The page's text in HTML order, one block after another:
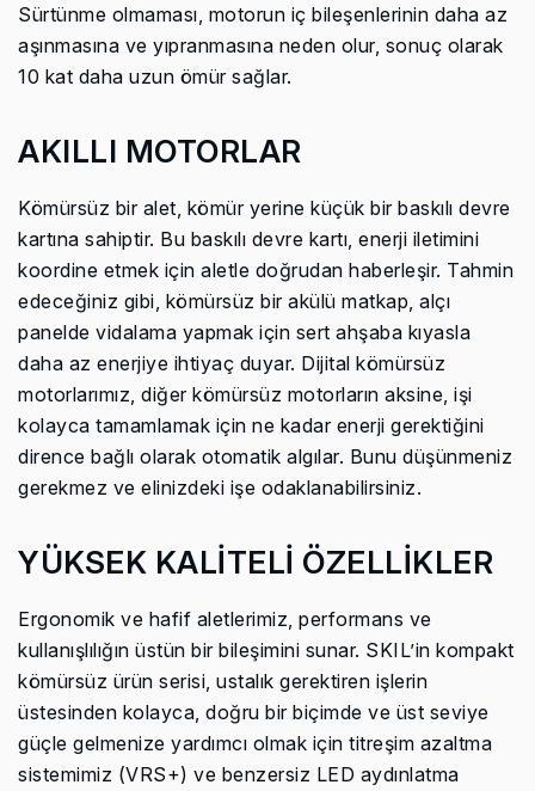
Sürtünme olmaması, motorun iç bileşenlerinin daha az
aşınmasına ve yıpranmasına neden olur, sonuç olarak
10 kat daha uzun ömür sağlar.
AKILLI MOTORLAR
Kömürsüz bir alet, kömür yerine küçük bir baskılı devre
kartına sahiptir. Bu baskılı devre kartı, enerji iletimini
koordine etmek için aletle doğrudan haberleşir. Tahmin
edeceğiniz gibi, kömürsüz bir akülü matkap, alçı
panelde vidalama yapmak için sert ahşaba kıyasla
daha az enerjiye ihtiyaç duyar. Dijital kömürsüz
motorlarımız, diğer kömürsüz motorların aksine, işi
kolayca tamamlamak için ne kadar enerji gerektiğini
dirence bağlı olarak otomatik algılar. Bunu düşünmeniz
gerekmez ve elinizdeki işe odaklanabilirsiniz.
YÜKSEK KALİTELİ ÖZELLİKLER
Ergonomik ve hafif aletlerimiz, performans ve
kullanışlılığın üstün bir bileşimini sunar. SKIL’in kompakt
kömürsüz ürün serisi, ustalık gerektiren işlerin
üstesinden kolayca, doğru bir biçimde ve üst seviye
güçle gelmenize yardımcı olmak için titreşim azaltma
sistemimiz (VRS+) ve benzersiz LED aydınlatma